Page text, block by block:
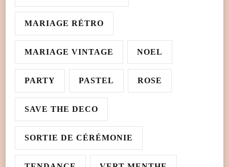
MARIAGE RÉTRO
MARIAGE VINTAGE NOEL
PARTY PASTEL ROSE
SAVE THE DECO
SORTIE DE CÉRÉMONIE